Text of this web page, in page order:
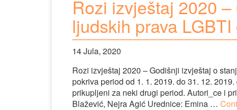
Rozi izvještaj 2020
ljudskih prava
14 Jula, 2020
Rozi izvještaj 2020 – Godišnji izvještaj o
pokriva period od 1. 1. 2019. do 31. 12.
prikupljeni za neki drugi period. Autori_ce i
Blažević, Nejra Agić Urednice: Emina …